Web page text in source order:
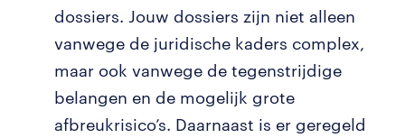
dossiers. Jouw dossiers zijn niet alleen
vanwege de juridische kaders complex,
maar ook vanwege de tegenstrijdige
belangen en de mogelijk grote
afbreukrisico’s. Daarnaast is er geregeld